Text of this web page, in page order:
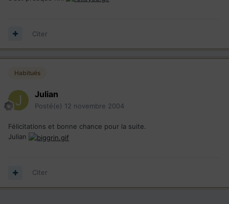
Citer
Habitués
Julian
Posté(e) 12 novembre 2004
Félicitations et bonne chance pour la suite.
Julian
Citer